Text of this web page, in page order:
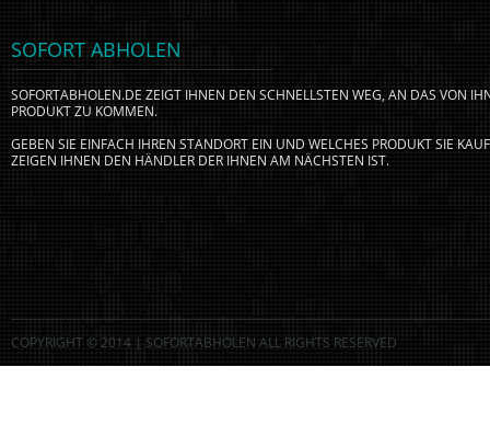
SOFORT ABHOLEN
SOFORTABHOLEN.DE ZEIGT IHNEN DEN SCHNELLSTEN WEG, AN DAS VON
PRODUKT ZU KOMMEN.
GEBEN SIE EINFACH IHREN STANDORT EIN UND WELCHES PRODUKT SIE
ZEIGEN IHNEN DEN HÄNDLER DER IHNEN AM NÄCHSTEN IST.
COPYRIGHT © 2014 | SOFORTABHOLEN ALL RIGHTS RESERVED